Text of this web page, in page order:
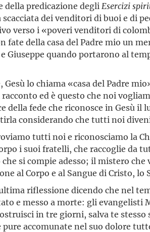
della predicazione degli Esercizi
dei venditori di buoi e di
verso i «poveri venditori di
fate della casa del Padre mio un
Giuseppe quando portarono al
lo chiama «casa del Padre
ed è questo che noi
della fede che riconosce in Gesù
considerando che tutti noi
tutti noi e riconosciamo la
i suoi fratelli, che raccoglie da
che si compie adesso; il mistero
al Corpo e al Sangue di Cristo,
riflessione dicendo che nel
e messo a morte: gli evangelisti
in tre giorni, salva te stesso
pure accomunate nel suo dolore